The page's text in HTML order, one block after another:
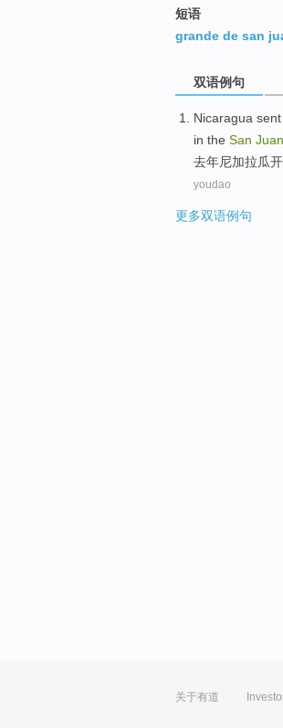
短语
grande de san
双语例句
Nicaragua sent
in the San Juan
去年尼加拉瓜
youdao
更多双语例句
关于有道